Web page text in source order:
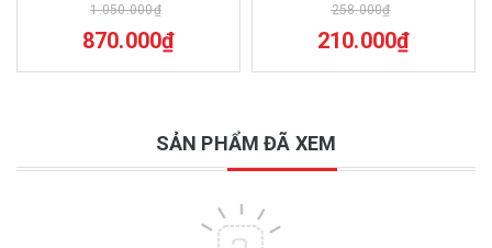
1.050.000₫
870.000₫
258.000₫
210.000₫
SẢN PHẨM ĐÃ XEM